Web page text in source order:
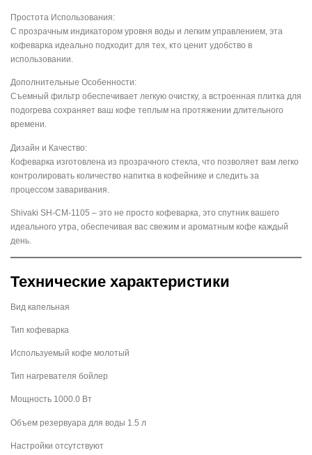
Простота Использования:
С прозрачным индикатором уровня воды и легким управлением, эта
кофеварка идеально подходит для тех, кто ценит удобство в
использовании.
Дополнительные Особенности:
Съемный фильтр обеспечивает легкую очистку, а встроенная плитка для
подогрева сохраняет ваш кофе теплым на протяжении длительного
времени.
Дизайн и Качество:
Кофеварка изготовлена из прозрачного стекла, что позволяет вам легко
контролировать количество напитка в кофейнике и следить за
процессом заваривания.
Shivaki SH-CM-1105 – это не просто кофеварка, это спутник вашего
идеального утра, обеспечивая вас свежим и ароматным кофе каждый
день.
Технические характеристики
Вид капельная
Тип кофеварка
Используемый кофе молотый
Тип нагревателя бойлер
Мощность 1000.0 Вт
Объем резервуара для воды 1.5 л
Настройки отсутствуют